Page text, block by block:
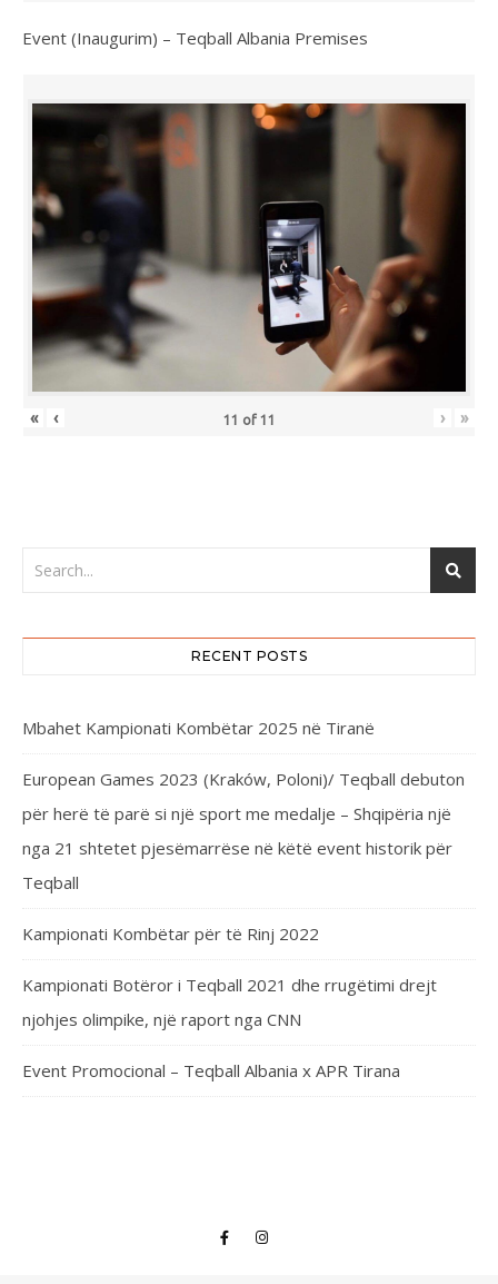
Event (Inaugurim) – Teqball Albania Premises
« ‹ 11 of 11 › »
RECENT POSTS
Mbahet Kampionati Kombëtar 2025 në Tiranë
European Games 2023 (Kraków, Poloni)/ Teqball debuton
për herë të parë si një sport me medalje – Shqipëria një
nga 21 shtetet pjesëmarrëse në këtë event historik për
Teqball
Kampionati Kombëtar për të Rinj 2022
Kampionati Botëror i Teqball 2021 dhe rrugëtimi drejt
njohjes olimpike, një raport nga CNN
Event Promocional – Teqball Albania x APR Tirana